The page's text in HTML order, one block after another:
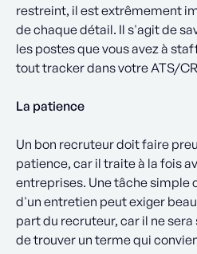
restreint, il est extrêmement
de chaque détail. Il s'agit de
les postes que vous avez à
tout tracker dans votre ATS/
La patience
Un bon recruteur doit faire
patience, car il traite à la fois
entreprises. Une tâche simple
d'un entretien peut exiger
part du recruteur, car il ne
de trouver un terme qui